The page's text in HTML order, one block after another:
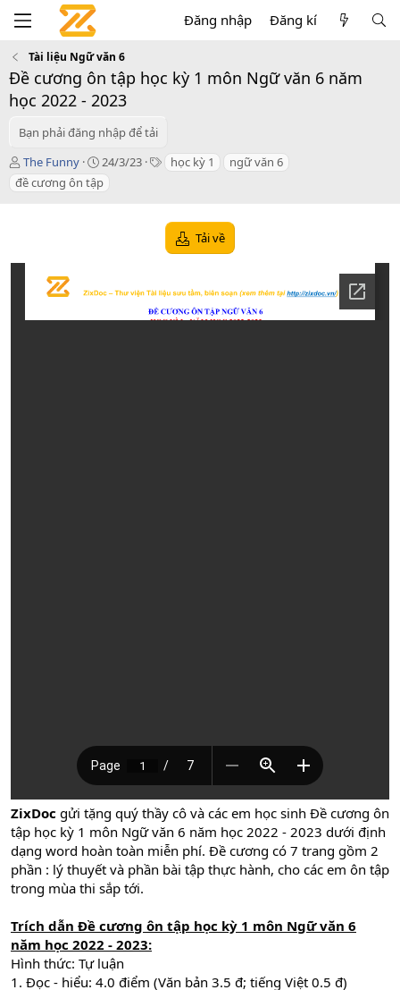
Đăng nhập Đăng kí
Tài liệu Ngữ văn 6
Đề cương ôn tập học kỳ 1 môn Ngữ văn 6 năm
học 2022 - 2023
Bạn phải đăng nhập để tải
T
á
c
The Funny
C
r
e
d
t
24/3/23
T học kỳ 1
ngữ văn 6
đề cương ôn tập
Tải về
ZixDoc gửi tặng quý thầy cô và các em học sinh Đề cương ôn
tập học kỳ 1 môn Ngữ văn 6 năm học 2022 - 2023 dưới định
dạng word hoàn toàn miễn phí. Đề cương có 7 trang gồm 2
phần : lý thuyết và phần bài tập thực hành, cho các em ôn tập
trong mùa thi sắp tới.
Trích dẫn Đề cương ôn tập học kỳ 1 môn Ngữ văn 6
năm học 2022 - 2023:
Hình thức: Tự luận
1. Đọc - hiểu: 4.0 điểm (Văn bản 3.5 đ; tiếng Việt 0.5 đ)